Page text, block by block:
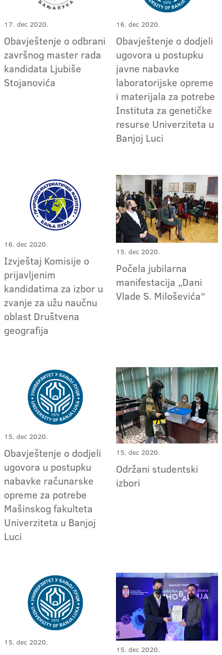
17. dec 2020.
Obavještenje o odbrani
završnog master rada
kandidata Ljubiše
Stojanovića
16. dec 2020.
Obavještenje o dodjeli
ugovora u postupku
javne nabavke
laboratorijske opreme
i materijala za potrebe
Instituta za genetičke
resurse Univerziteta u
Banjoj Luci
16. dec 2020.
Izvještaj Komisije o
prijavljenim
kandidatima za izbor u
zvanje za užu naučnu
oblast Društvena
geografija
15. dec 2020.
Počela jubilarna
manifestacija „Dani
Vlade S. Miloševića“
15. dec 2020.
Obavještenje o dodjeli
ugovora u postupku
nabavke računarske
opreme za potrebe
Mašinskog fakulteta
Univerziteta u Banjoj
Luci
15. dec 2020.
Održani studentski
izbori
15. dec 2020.
15. dec 2020.